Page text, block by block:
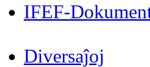
IFEF-
Diversaĵoj